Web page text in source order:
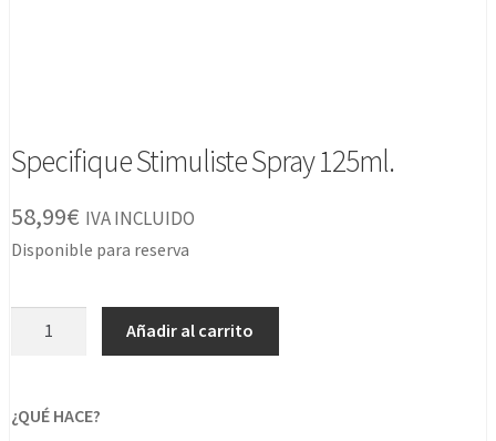
Specifique Stimuliste Spray 125ml.
58,99€ IVA INCLUIDO
Disponible para reserva
125ml.
cantidad
Añadir al carrito
¿QUÉ HACE?